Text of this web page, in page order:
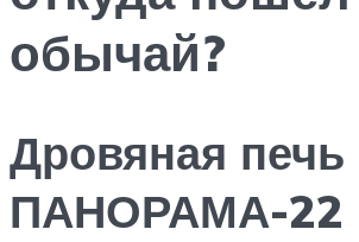
обычай?
Дровяная
ПАНОРАМА-22